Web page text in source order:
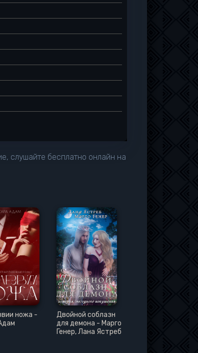
слушайте бесплатно онлайн на
ножа -
Двойной соблазн
для демона - Марго
Генер, Лана Ястреб